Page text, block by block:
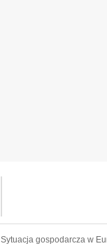
Sytuacja gospodarcza w